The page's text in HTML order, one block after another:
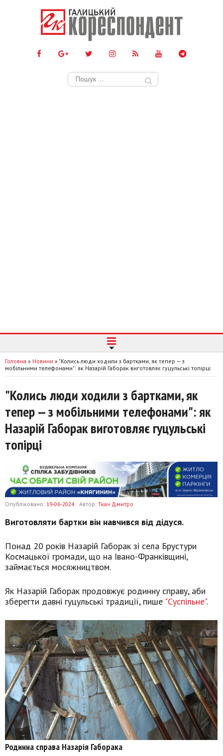
Пошук:
Головна » Новини » "Колись люди ходили з бартками, як тепер — з
мобільними телефонами": як Назарій Габорак виготовляє гуцульські топірці
"Колись люди ходили з бартками, як
тепер — з мобільними телефонами": як
Назарій Габорак виготовляє гуцульські
топірці
Опубліковано: 19-06-2024 Автор: Ткач Дмитро
Виготовляти бартки він навчився від дідуся.
Понад 20 років Назарій Габорак зі села Брустури
Космацької громади, що на Івано-Франківщині,
займається мосяжництвом.
Як Назарій Габорак продовжує родинну справу, аби
зберегти давні гуцульські традиції, пише "Суспільне".
Родинна справа Назарія Габорака